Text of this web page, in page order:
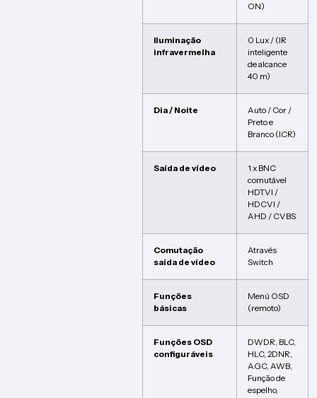
ON)
Iluminação
infravermelha
0 Lux / (IR
inteligente
de alcance
40 m)
Dia / Noite
Auto / Cor /
Preto e
Branco (ICR)
Saída de vídeo
1 x BNC
comutável
HDTVI /
HDCVI /
AHD / CVBS
Comutação
saída de vídeo
Através
Switch
Funções
básicas
Menú OSD
(remoto)
Funções OSD
configuráveis
DWDR, BLC,
HLC, 2DNR,
AGC, AWB,
Função de
espelho,